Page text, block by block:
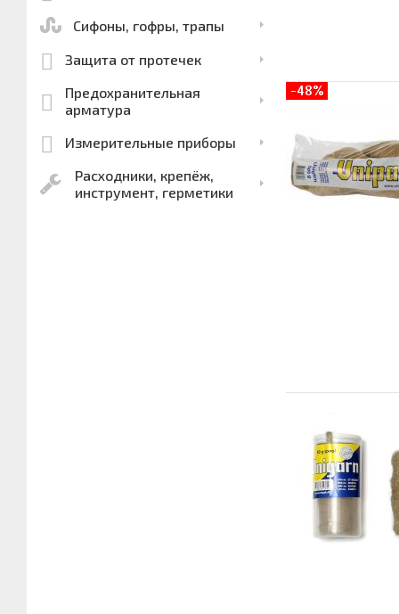
-48%
Сифоны, гофры, трапы
Защита от протечек
Предохранительная
арматура
Измерительные приборы
Расходники, крепёж,
инструмент, герметики